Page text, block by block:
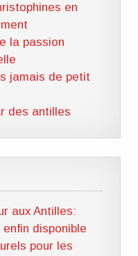
en
la passion
jamais de petit
des antilles
aux Antilles:
enfin disponible
pour les